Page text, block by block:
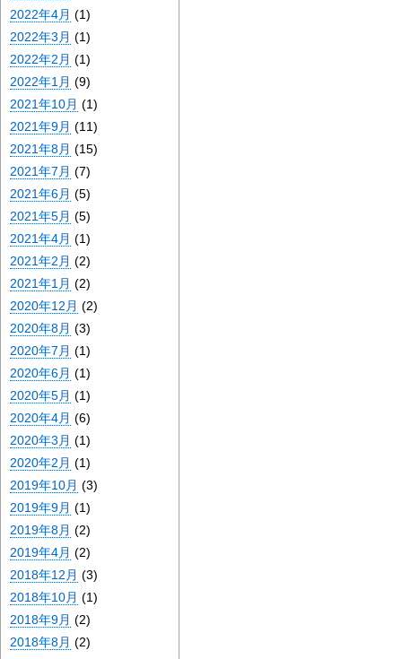
2022年4月 (1)
2022年3月 (1)
2022年2月 (1)
2022年1月 (9)
2021年10月 (1)
2021年9月 (11)
2021年8月 (15)
2021年7月 (7)
2021年6月 (5)
2021年5月 (5)
2021年4月 (1)
2021年2月 (2)
2021年1月 (2)
2020年12月 (2)
2020年8月 (3)
2020年7月 (1)
2020年6月 (1)
2020年5月 (1)
2020年4月 (6)
2020年3月 (1)
2020年2月 (1)
2019年10月 (3)
2019年9月 (1)
2019年8月 (2)
2019年4月 (2)
2018年12月 (3)
2018年10月 (1)
2018年9月 (2)
2018年8月 (2)